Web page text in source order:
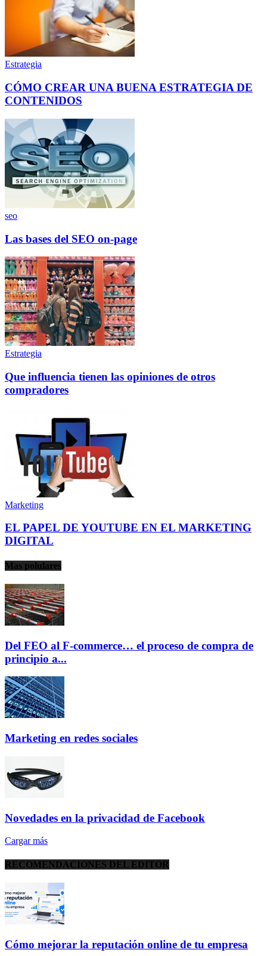
Estrategia
CÓMO CREAR UNA BUENA ESTRATEGIA DE
CONTENIDOS
seo
Las bases del SEO on-page
Estrategia
Que influencia tienen las opiniones de otros
compradores
Marketing
EL PAPEL DE YOUTUBE EN EL MARKETING
DIGITAL
Mas polulares
Del FEO al F-commerce… el proceso de compra de
principio a...
Marketing en redes sociales
Novedades en la privacidad de Facebook
Cargar más
RECOMENDACIONES DEL EDITOR
Cómo mejorar la reputación online de tu empresa